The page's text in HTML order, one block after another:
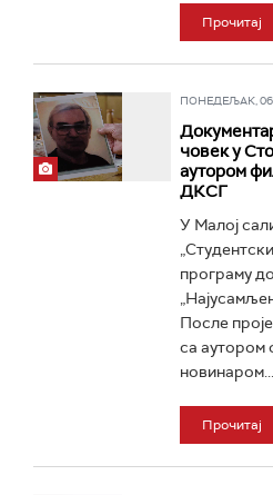
Прочитај
ПОНЕДЕЉАК, 06.
човек у
аутором
ДКСГ
У Малој
програму
После
са аутором
новинаром...
Прочитај